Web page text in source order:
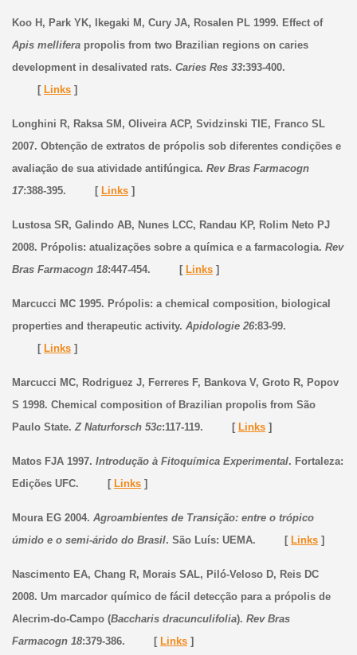
Koo H, Park YK, Ikegaki M, Cury JA, Rosalen PL 1999. Effect of
Apis melliferapropolis from two Brazilian regions on caries
development in desalivated rats. Caries Res 33:393-400.
[ Links]
Longhini R, Raksa SM, Oliveira ACP, Svidzinski TIE, Franco SL
2007. Obtenção de extratos de própolis sob diferentes condições e
avaliação de sua atividade antifúngica. Rev Bras Farmacogn
17:388-395. [ Links]
Lustosa SR, Galindo AB, Nunes LCC, Randau KP, Rolim Neto PJ
2008. Própolis: atualizações sobre a química e a farmacologia. Rev
Bras Farmacogn 18:447-454. [ Links]
Marcucci MC 1995. Própolis: a chemical composition, biological
properties and therapeutic activity. Apidologie 26:83-99.
[ Links]
Marcucci MC, Rodriguez J, Ferreres F, Bankova V, Groto R, Popov
S 1998. Chemical composition of Brazilian propolis from São
Paulo State. Z Naturforsch 53c:117-119. [ Links]
Matos FJA 1997. Introdução à Fitoquímica Experimental. Fortaleza:
Edições UFC. [ Links]
Moura EG 2004. Agroambientes de Transição: entre o trópico
úmido e o semi-árido do Brasil. São Luís: UEMA. [ Links]
Nascimento EA, Chang R, Morais SAL, Piló-Veloso D, Reis DC
2008. Um marcador químico de fácil detecção para a própolis de
Alecrim-do-Campo (Baccharis dracunculifolia). Rev Bras
Farmacogn 18:379-386. [ Links]